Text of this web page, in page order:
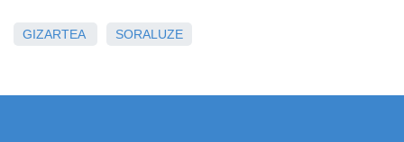
GIZARTEA SORALUZE